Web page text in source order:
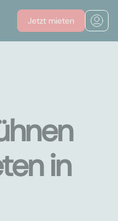
Jetzt mieten
in